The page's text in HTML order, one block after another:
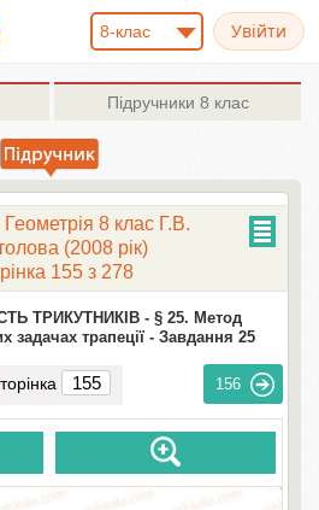
8-клас
Підручники 8 клас
Геометрія 8 клас Г.В.
(2008 рік)
155 з 278
ТРИКУТНИКІВ - § 25. Метод
задачах трапеції - Завдання 25
156